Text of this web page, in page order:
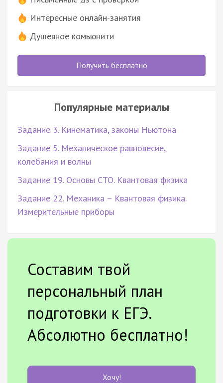
Интересные онлайн-занятия
Душевное комьюнити
Получить бесплатно
Популярные материалы
Задание 3. Кинематика, законы Ньютона
Задание 5. Механическое равновесие,
колебания и волны
Задание 19. Основы СТО. Квантовая физика
Задание 22. Механика – Квантовая физика.
Измерительные приборы
Составим твой
персональный план
подготовки к ЕГЭ.
Абсолютно бесплатно!
Хочу!